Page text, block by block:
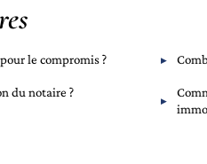
le compromis ?
du notaire ?